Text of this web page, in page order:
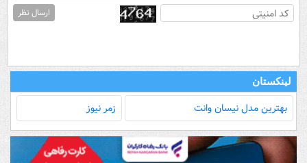
ارسال نظر
لینکستان
بهترین مدل‌ نیسان وانت زمر نیوز